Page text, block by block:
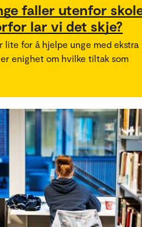
faller utenfor
lar vi det skje?
lite for å hjelpe unge med ekstra
enighet om hvilke tiltak som